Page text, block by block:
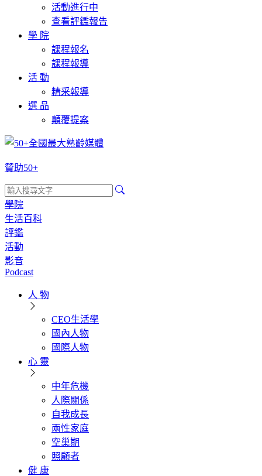
活動進行中
查看評鑑報告
學 院
課程報名
課程報導
活 動
精采報導
選 品
顛覆提案
贊助50+
學院
生活百科
評鑑
活動
影音
Podcast
人 物
CEO生活學
國內人物
國際人物
心 靈
中年危機
人際關係
自我成長
兩性家庭
空巢期
照顧者
健 康